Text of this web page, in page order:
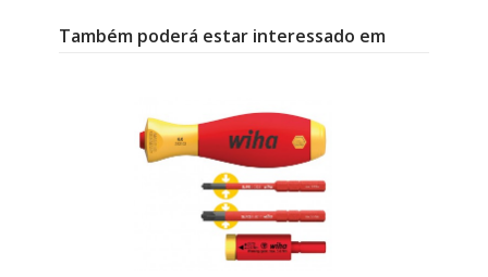
Também poderá estar interessado em